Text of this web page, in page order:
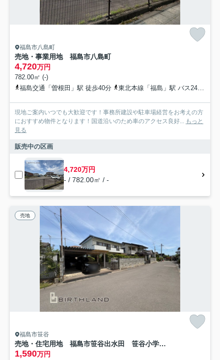
福島市八島町
売地・事業用地 福島市八島町
4,720万円
782.00㎡ (-)
福島交通「曽根田」駅 徒歩40分
東北本線「福島」駅 バス24分 福島交通「岩谷下」 停歩3分
現地ご案内いつでも大歓迎です！事務所建設や駐車場経営をお考えの方
におすすめ物件となります！国道沿いのため車のアクセス良好... もっと
見る
販売中の区画
4,720万円
- / 782.00㎡ / -
売地
福島市笹谷
売地・住宅用地 福島市笹谷出水田 笹谷小学校・信陵中学校
1,590万円